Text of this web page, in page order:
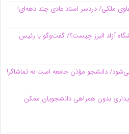
ملکی/ دردسر اسناد عادی چند‌ دهه‌ای!
آزاد البرز چیست؟/ گفت‌وگو با رئیس
دانشجو مؤذن جامعه است نه تماشاگر!
بدون همراهی دانشجویان ممکن